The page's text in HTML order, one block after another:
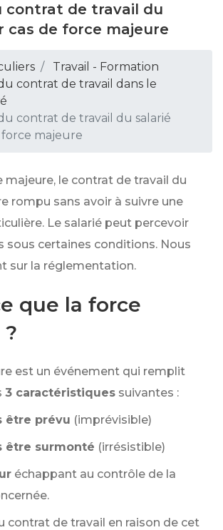
contrat de travail du
cas de force majeure
Travail - Formation
contrat de travail dans le
contrat de travail du salarié
majeure
majeure, le contrat de travail du
rompu sans avoir à suivre une
Le salarié peut percevoir
sous certaines conditions. Nous
sur la réglementation.
que la force
est un événement qui remplit
3 caractéristiques suivantes :
être prévu (imprévisible)
être surmonté (irrésistible)
échappant au contrôle de la
contrat de travail en raison de cet